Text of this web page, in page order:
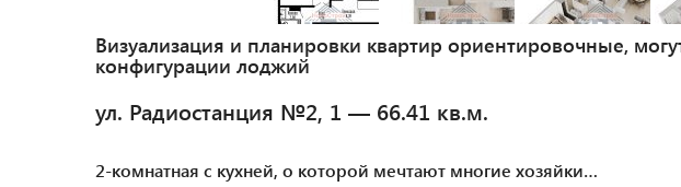
Визуализация и планировки квартир ориентировочные,
конфигурации лоджий
ул. Радиостанция №2, 1 — 66.41 кв.м.
2-комнатная с кухней, о которой мечтают многие хозяйки…